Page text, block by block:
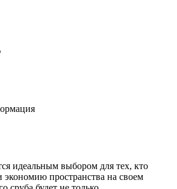
идеальным выбором для тех, кто
пространства на своем